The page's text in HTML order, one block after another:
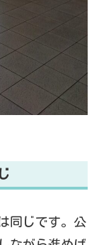
同じです。公